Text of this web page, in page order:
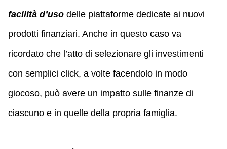
facilità d’uso delle piattaforme dedicate ai nuovi
prodotti finanziari. Anche in questo caso va
ricordato che l’atto di selezionare gli investimenti
con semplici click, a volte facendolo in modo
giocoso, può avere un impatto sulle finanze di
ciascuno e in quelle della propria famiglia.